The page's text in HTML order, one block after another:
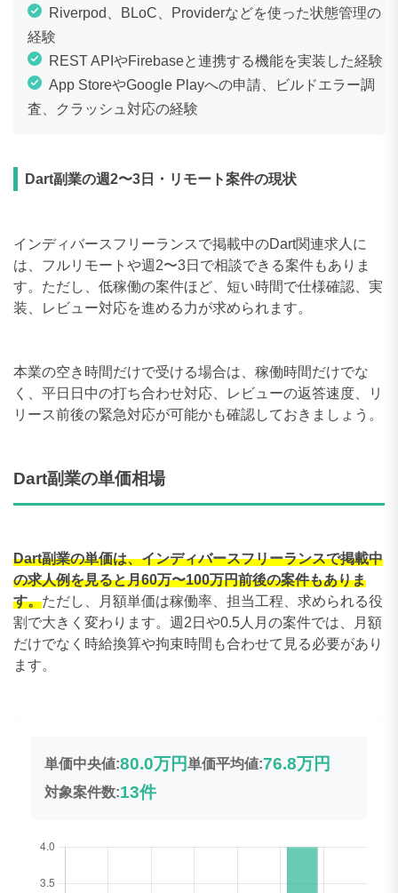
Riverpod、BLoC、Providerなどを使った状態管理の
経験
REST APIやFirebaseと連携する機能を実装した経験
App StoreやGoogle Playへの申請、ビルドエラー調
査、クラッシュ対応の経験
Dart副業の週2〜3日・リモート案件の現状
インディバースフリーランスで掲載中のDart関連求人に
は、フルリモートや週2〜3日で相談できる案件もありま
す。ただし、低稼働の案件ほど、短い時間で仕様確認、実
装、レビュー対応を進める力が求められます。
本業の空き時間だけで受ける場合は、稼働時間だけでな
く、平日日中の打ち合わせ対応、レビューの返答速度、リ
リース前後の緊急対応が可能かも確認しておきましょう。
Dart副業の単価相場
Dart副業の単価は、インディバースフリーランスで掲載中
の求人例を見ると月60万〜100万円前後の案件もありま
す。ただし、月額単価は稼働率、担当工程、求められる役
割で大きく変わります。週2日や0.5人月の案件では、月額
だけでなく時給換算や拘束時間も合わせて見る必要があり
ます。
単価中央値:80.0万円単価平均値:76.8万円
対象案件数:13件